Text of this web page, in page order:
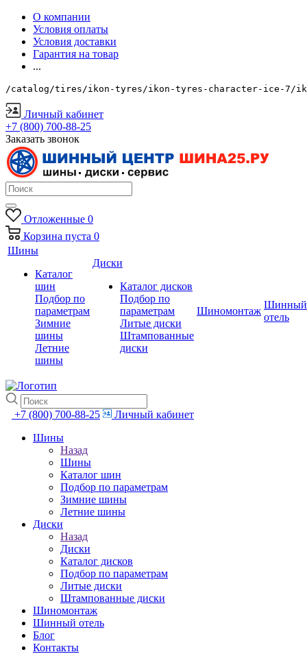
О компании
Условия оплаты
Условия доставки
Гарантия на товар
...
/catalog/tires/ikon-tyres/ikon-tyres-character-ice-7/
Личный кабинет
+7 (800) 700-88-25
Заказать звонок
Отложенные 0
Корзина пуста 0
Шины
Каталог
шин
Подбор по
параметрам
Зимние
шины
Летние
шины
Диски
Каталог дисков
Подбор по
параметрам
Литые диски
Штампованные
диски
Шиномонтаж
Шинный
отель
+7 (800) 700-88-25
Личный кабинет
Шины
Назад
Шины
Каталог шин
Подбор по параметрам
Зимние шины
Летние шины
Диски
Назад
Диски
Каталог дисков
Подбор по параметрам
Литые диски
Штампованные диски
Шиномонтаж
Шинный отель
Блог
Контакты